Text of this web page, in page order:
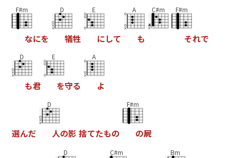
F#m
なにを
D
犠牲
E
にして
A
も
C#m F#m
それで
D
も君
E
を守る
A
よ
選んだ
D
人の影 捨てたもの
F#m
の屍
D C#m Bm